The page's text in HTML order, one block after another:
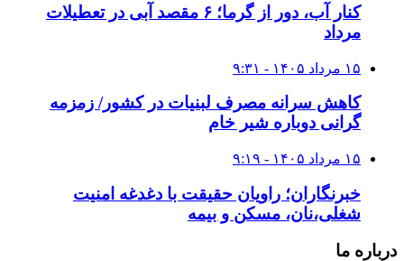
کنار آب، دور از گرما؛ ۶ مقصد آبی در تعطیلات
مرداد
۱۵ مرداد ۱۴۰۵ - ۹:۳۱
کاهش سرانه مصرف لبنیات در کشور/ زمزمه
گرانی دوباره شیر خام
۱۵ مرداد ۱۴۰۵ - ۹:۱۹
خبرنگاران؛ راویان حقیقت با دغدغه امنیت
شغلی،نان، مسکن و بیمه
درباره ما